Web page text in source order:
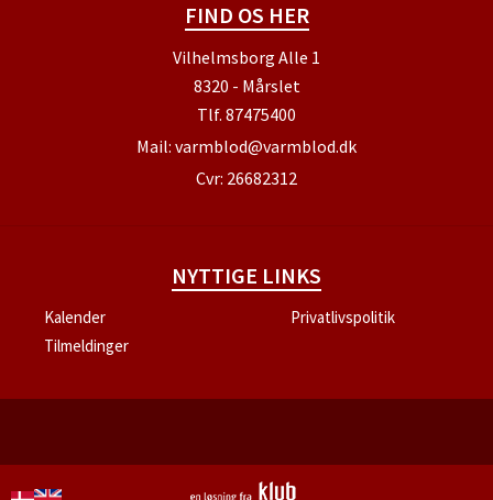
FIND OS HER
Vilhelmsborg Alle 1
8320 - Mårslet
Tlf. 87475400
Mail: varmblod@varmblod.dk
Cvr: 26682312
NYTTIGE LINKS
Kalender
Privatlivspolitik
Tilmeldinger